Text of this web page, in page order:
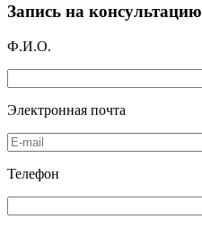
Запись на консультацию
Ф.И.О.
Электронная почта
Телефон